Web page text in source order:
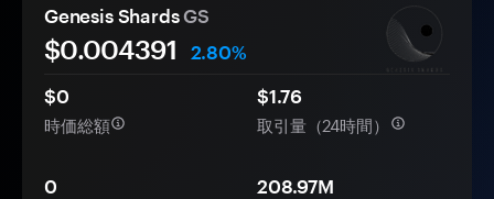
Genesis ShardsGS
$0.004391
2.80%
$0
時価総額
$1.76
取引量（24時間）
0 208.97M